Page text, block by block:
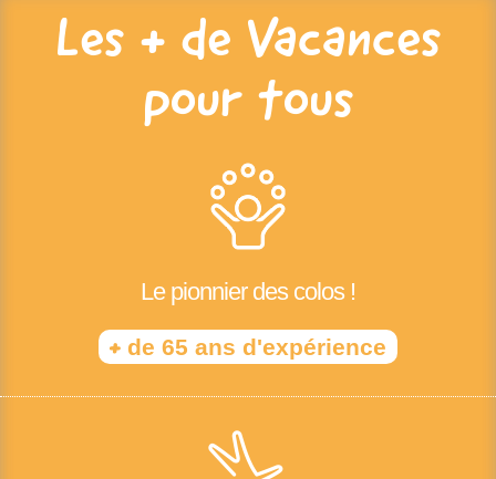
Les + de Vacances
pour tous
Le pionnier des colos !
+ de 65 ans d'expérience